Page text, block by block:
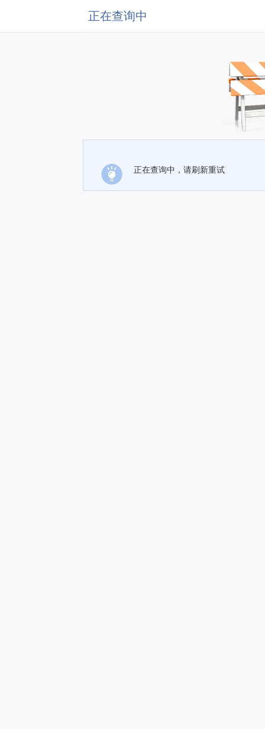
正在查询中
正在查询中，请刷新重试